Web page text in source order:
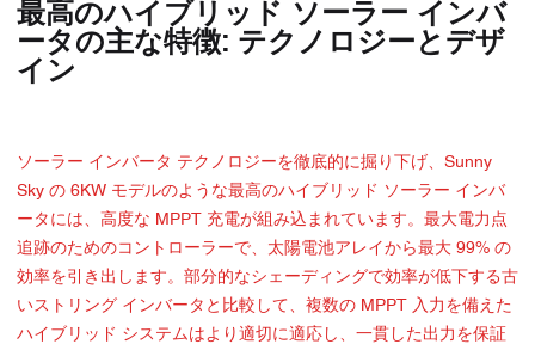
最高のハイブリッド ソーラー インバ
ータの主な特徴: テクノロジーとデザ
イン
ソーラー インバータ テクノロジーを徹底的に掘り下げ、Sunny
Sky の 6KW モデルのような最高のハイブリッド ソーラー インバ
ータには、高度な MPPT 充電が組み込まれています。最大電力点
追跡のためのコントローラーで、太陽電池アレイから最大 99% の
効率を引き出します。部分的なシェーディングで効率が低下する古
いストリング インバータと比較して、複数の MPPT 入力を備えた
ハイブリッド システムはより適切に適応し、一貫した出力を保証